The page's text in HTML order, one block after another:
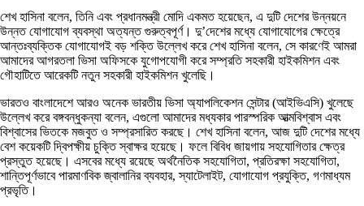
শেখ হাসিনা বলেন, তিনি এবং প্রধানমন্ত্রী মোদি একমত হয়েছেন, এ দুটি দেশের উন্নয়নে
উন্নত যোগাযোগ ব্যবস্থা অত্যন্ত গুরুত্বপূর্ণ। দু’দেশের মধ্যে যোগাযোগের ক্ষেত্রে
আন্তঃব্যক্তিক যোগাযোগই বড় শক্তি উল্লেখ করে শেখ হাসিনা বলেন, সে কারণেই আমরা
আমাদের আগরতলা ভিসা অফিসকে যুগোপযোগী করে সম্প্রতি সহকারী হাইকমিশন এবং
গৌহাটিতে আরেকটি নতুন সহকারী হাইকমিশন খুলেছি।
ভারতও বাংলাদেশে আরও অনেক ভারতীয় ভিসা অ্যাপলিকেশন সেন্টার (আইভিএসি) খুলেছে
উল্লেখ করে বঙ্গবন্ধুকন্যা বলেন, এগুলো আমাদের মধ্যকার পারস্পরিক আত্মবিশ্বাস এবং
বিশ্বাসের ভিতকে মজবুত ও সম্প্রসারিত করছে। শেখ হাসিনা বলেন, আজ দুটি দেশের মধ্যে
বেশ কয়েকটি দ্বিপক্ষীয় চুক্তি স্বাক্ষর হয়েছে। ফলে বিবিধ জায়গায় সহযোগিতার ক্ষেত্র
প্রস্তুত হয়েছে। এসবের মধ্যে রয়েছে অর্থনৈতিক সহযোগিতা, প্রতিরক্ষা সহযোগিতা,
শান্তিপূর্ণভাবে পারমাণবিক জ্বালানির ব্যবহার, স্যাটেলাইট, যোগাযোগ প্রযুক্তি, গণমাধ্যম
প্রভৃতি।